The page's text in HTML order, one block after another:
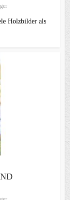
Holzbilder als